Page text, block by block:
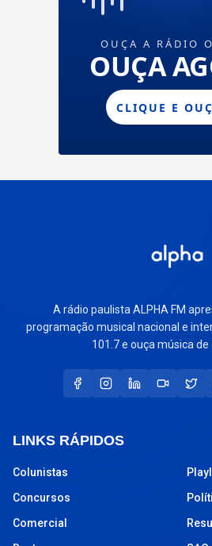
A rádio paulista ALPHA FM
programação musical nacional e
101.7 e ouça música de
LINKS RÁPIDOS
Colunistas
Concursos
Comercial